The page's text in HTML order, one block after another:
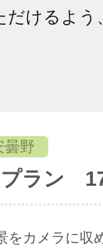
だけるよ
曇野
ラン
をカメラに収